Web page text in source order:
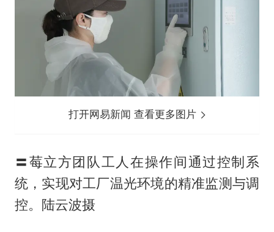
打开网易新闻 查看更多图片
〓莓立方团队工人在操作间通过控制系
统，实现对工厂温光环境的精准监测与调
控。陆云波摄